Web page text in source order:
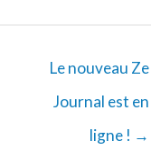
Le nouveau Ze
Journal est en
ligne ! →